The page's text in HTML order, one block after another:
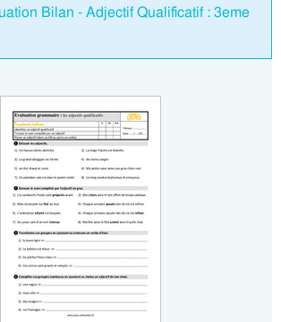
Bilan - Adjectif Qualificatif : 3eme